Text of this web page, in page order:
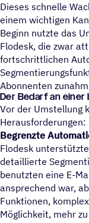
Dieses schnelle
einem wichtigen
Beginn nutzte das
Flodesk, die zwar
fortschrittlichen
Abonnenten
Der Bedarf an
Vor der Umstellung
Herausforderungen:
Begrenzte
Flodesk
detaillierte
benutzten eine E-
ansprechend war,
Funktionen,
Möglichkeit, mehr